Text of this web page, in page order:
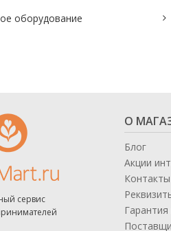
оборудование
сервис
О
Блог
Акции
Контакты
Гарантия